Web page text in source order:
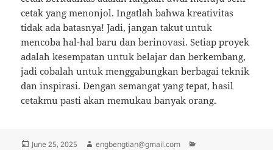
cetak yang menonjol. Ingatlah bahwa kreativitas
tidak ada batasnya! Jadi, jangan takut untuk
mencoba hal-hal baru dan berinovasi. Setiap proyek
adalah kesempatan untuk belajar dan berkembang,
jadi cobalah untuk menggabungkan berbagai teknik
dan inspirasi. Dengan semangat yang tepat, hasil
cetakmu pasti akan memukau banyak orang.
Posted
June 25, 2025 Author
engbengtian@gmail.com